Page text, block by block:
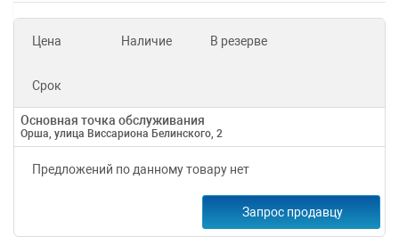
Цена Наличие В резерве
Срок
Основная точка обслуживания
Орша, улица Виссариона Белинского, 2
Предложений по данному товару нет
Запрос продавцу